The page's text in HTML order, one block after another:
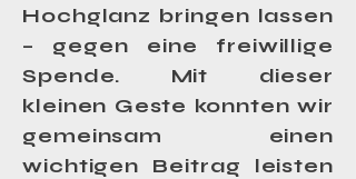
Hochglanz bringen lassen
– gegen eine freiwillige
Spende. Mit dieser
kleinen Geste konnten wir
gemeinsam einen
wichtigen Beitrag leisten